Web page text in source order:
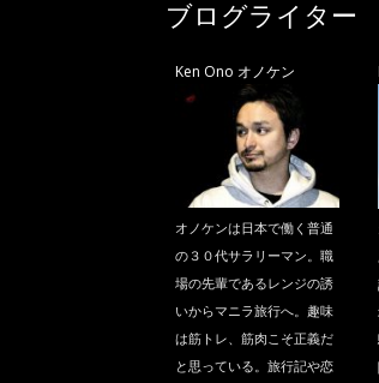
ブログライター
Ken Ono オノケン
オノケンは日本で働く普通
の３０代サラリーマン。職
場の先輩であるレンジの誘
いからマニラ旅行へ。趣味
は筋トレ、筋肉こそ正義だ
と思っている。旅行記や恋